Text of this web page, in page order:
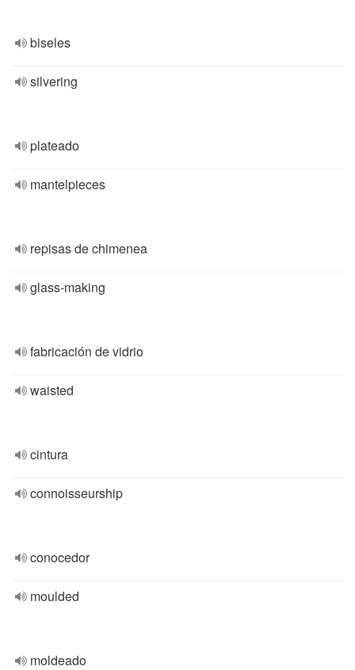
biseles
silvering
plateado
mantelpieces
repisas de chimenea
glass-making
fabricación de vidrio
waisted
cintura
connoisseurship
conocedor
moulded
moldeado